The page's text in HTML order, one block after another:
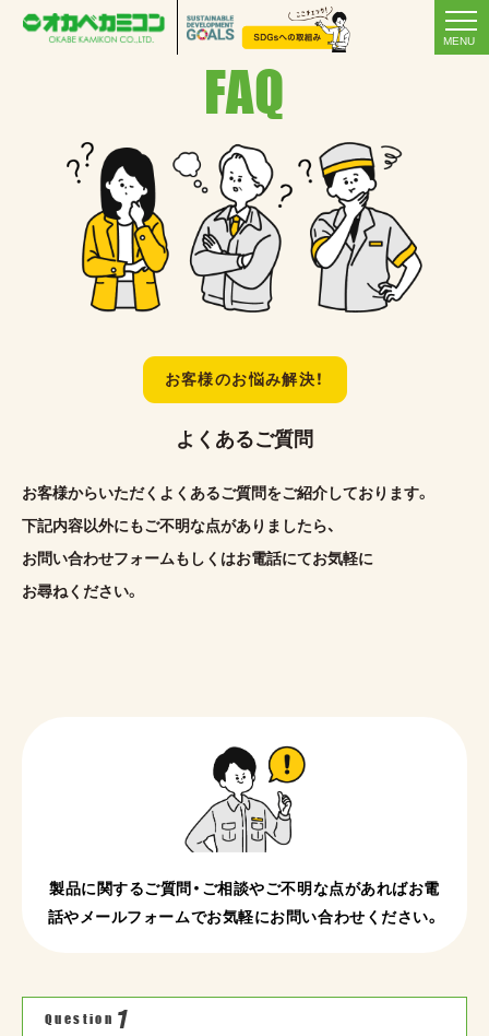
MENU
FAQ
お客様のお悩み解決！
よくあるご質問
お客様からいただくよくあるご質問をご紹介しております。
下記内容以外にもご不明な点がありましたら、
お問い合わせフォームもしくはお電話にてお気軽に
お尋ねください。
製品に関するご質問・ご相談やご不明な点があればお電
話やメールフォームでお気軽にお問い合わせください。
Question 1